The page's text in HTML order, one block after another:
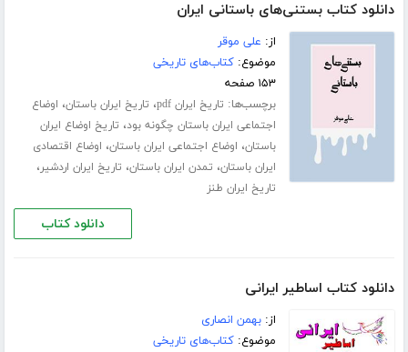
دانلود کتاب بستنی‌های باستانی ایران
از: علی موقر
موضوع:کتاب‌های تاریخی
۱۵۳ صفحه
برچسب‌ها: تاریخ ایران pdf ، تاریخ ایران باستان، اوضاع
اجتماعی ایران باستان چگونه بود، تاریخ اوضاع ایران
باستان، اوضاع اجتماعی ایران باستان، اوضاع اقتصادی
ایران باستان، تمدن ایران باستان، تاریخ ایران اردشیر،
تاریخ ایران طنز
دانلود کتاب
دانلود کتاب اساطیر ایرانی
از:بهمن انصاری
موضوع:کتاب‌های تاریخی